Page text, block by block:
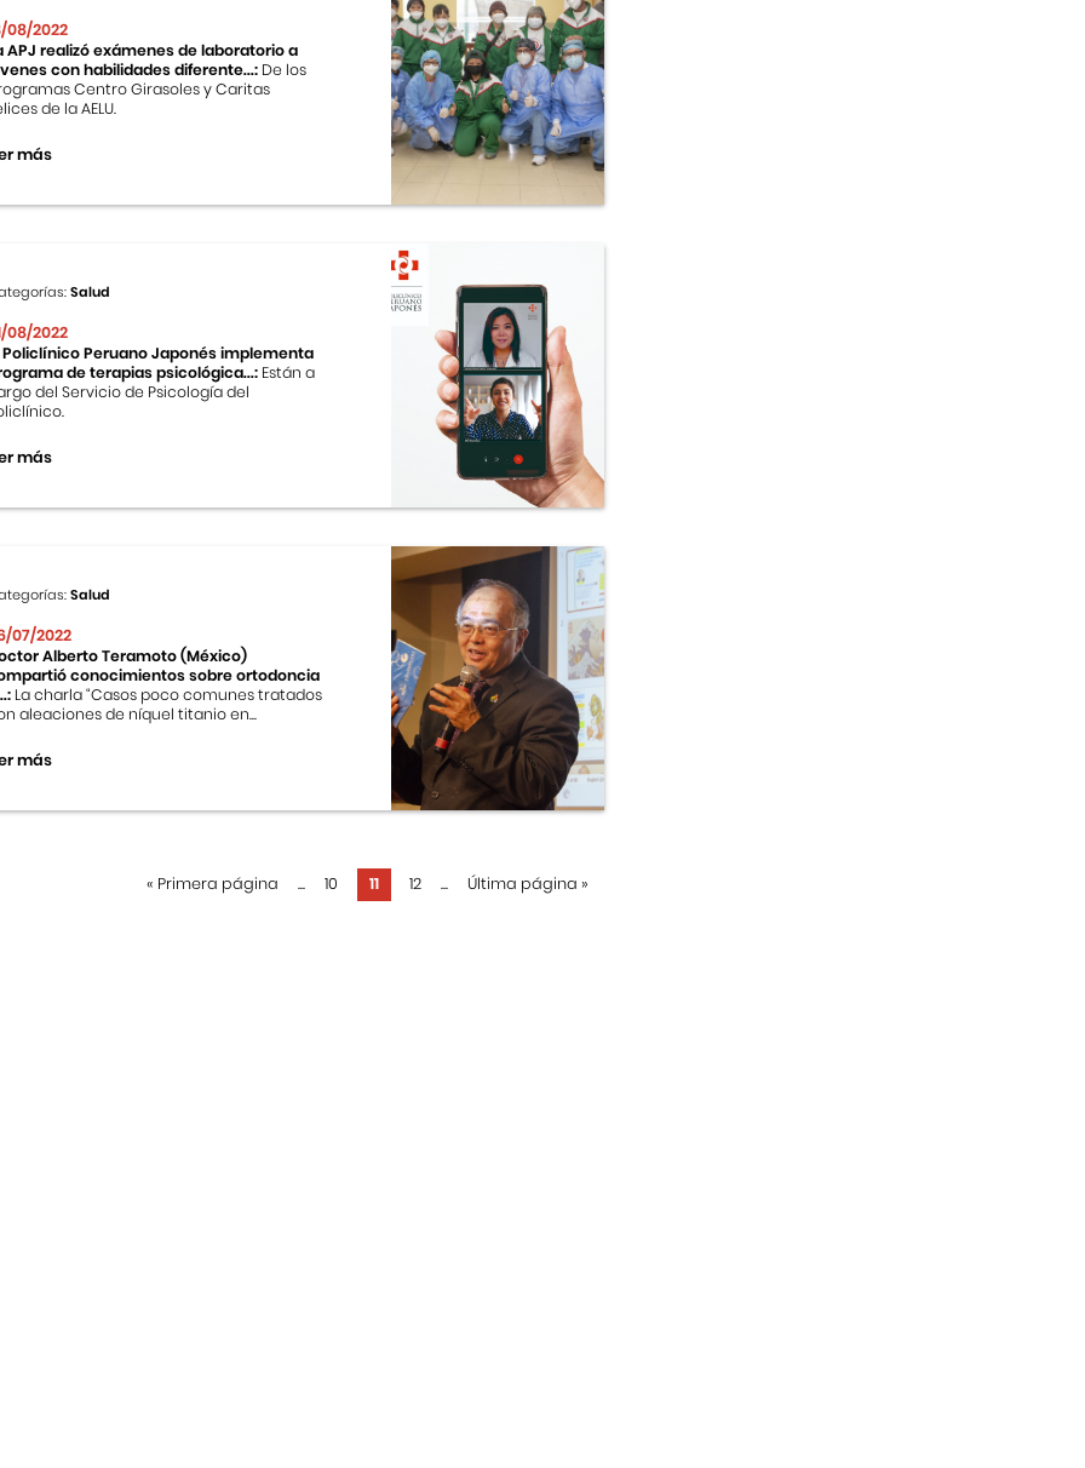
08/2022
APJ realizó exámenes de laboratorio a
con habilidades diferente...: De los
Centro Girasoles y Caritas
de la AELU.
más
Salud
08/2022
Policlínico Peruano Japonés implementa
de terapias psicológica...: Están a
del Servicio de Psicología del
más
Salud
07/2022
Alberto Teramoto (México)
conocimientos sobre ortodoncia
La charla “Casos poco comunes tratados
aleaciones de níquel titanio en...
más
« Primera página ... 10 11 12 ... Última página »